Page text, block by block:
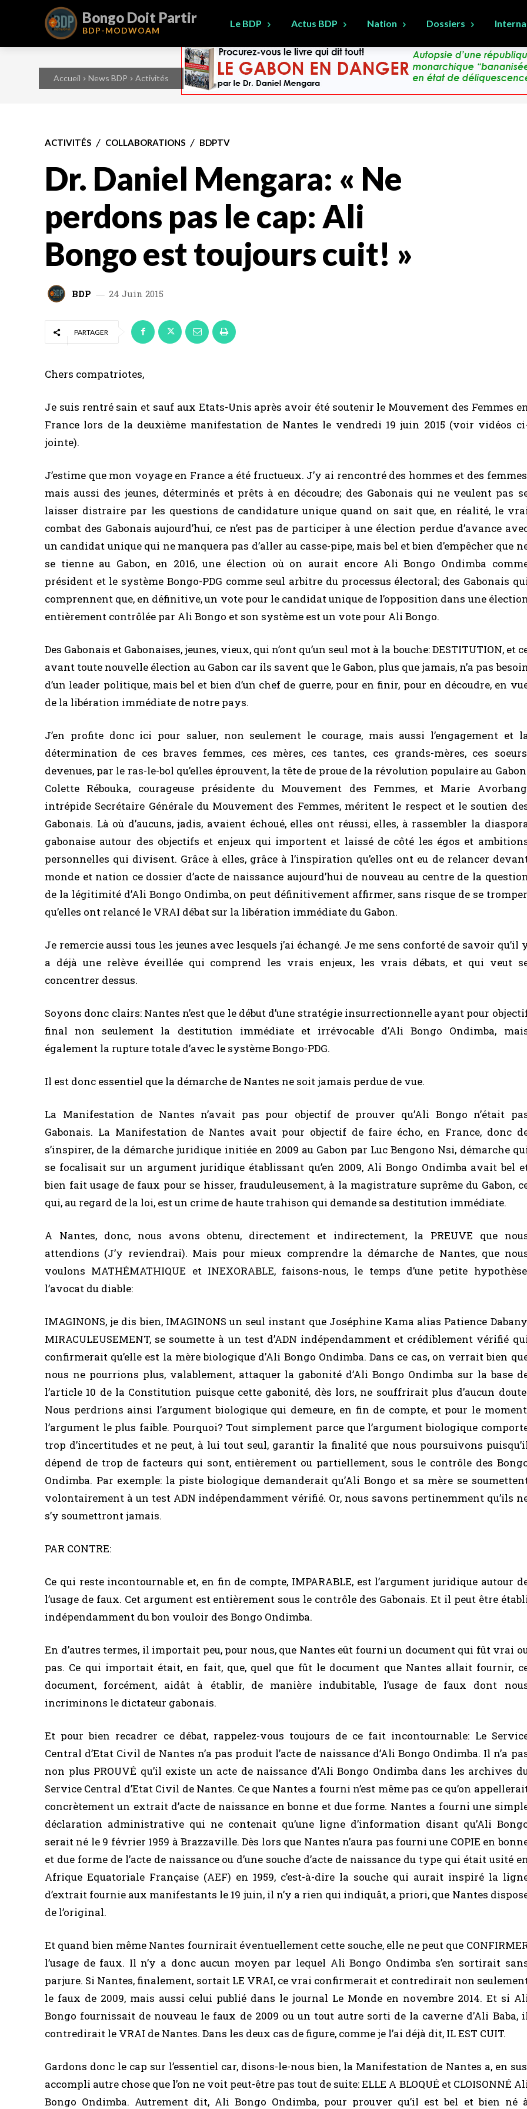
Bongo Doit Partir
BDP-MODWOAM
Le BDP Actus BDP Nation Dossiers
Accueil News BDP Activités
ACTIVITÉS COLLABORATIONS BDPTV
Dr. Daniel Mengara: « Ne
perdons pas le cap: Ali
Bongo est toujours cuit! »
BDP 24 Juin 2015
PARTAGER
Chers compatriotes,
Je suis rentré sain et sauf aux Etats-Unis après avoir été soutenir le Mouvement des Femmes
France lors de la deuxième manifestation de Nantes le vendredi 19 juin 2015 (voir vidéos
jointe).
J’estime que mon voyage en France a été fructueux. J’y ai rencontré des hommes et des
mais aussi des jeunes, déterminés et prêts à en découdre; des Gabonais qui ne veulent pas
laisser distraire par les questions de candidature unique quand on sait que, en réalité, le
combat des Gabonais aujourd’hui, ce n’est pas de participer à une élection perdue d’avance
un candidat unique qui ne manquera pas d’aller au casse-pipe, mais bel et bien d’empêcher que
se tienne au Gabon, en 2016, une élection où on aurait encore Ali Bongo Ondimba
président et le système Bongo-PDG comme seul arbitre du processus électoral; des Gabonais
comprennent que, en définitive, un vote pour le candidat unique de l’opposition dans une
entièrement contrôlée par Ali Bongo et son système est un vote pour Ali Bongo.
Des Gabonais et Gabonaises, jeunes, vieux, qui n’ont qu’un seul mot à la bouche: DESTITUTION, et
avant toute nouvelle élection au Gabon car ils savent que le Gabon, plus que jamais, n’a pas
d’un leader politique, mais bel et bien d’un chef de guerre, pour en finir, pour en découdre, en
de la libération immédiate de notre pays.
J’en profite donc ici pour saluer, non seulement le courage, mais aussi l’engagement et
détermination de ces braves femmes, ces mères, ces tantes, ces grands-mères, ces
devenues, par le ras-le-bol qu’elles éprouvent, la tête de proue de la révolution populaire au
Colette Rébouka, courageuse présidente du Mouvement des Femmes, et Marie
intrépide Secrétaire Générale du Mouvement des Femmes, méritent le respect et le soutien
Gabonais. Là où d’aucuns, jadis, avaient échoué, elles ont réussi, elles, à rassembler la
gabonaise autour des objectifs et enjeux qui importent et laissé de côté les égos et
personnelles qui divisent. Grâce à elles, grâce à l’inspiration qu’elles ont eu de relancer
monde et nation ce dossier d’acte de naissance aujourd’hui de nouveau au centre de la
de la légitimité d’Ali Bongo Ondimba, on peut définitivement affirmer, sans risque de se
qu’elles ont relancé le VRAI débat sur la libération immédiate du Gabon.
Je remercie aussi tous les jeunes avec lesquels j’ai échangé. Je me sens conforté de savoir qu’il
a déjà une relève éveillée qui comprend les vrais enjeux, les vrais débats, et qui veut
concentrer dessus.
Soyons donc clairs: Nantes n’est que le début d’une stratégie insurrectionnelle ayant pour
final non seulement la destitution immédiate et irrévocable d’Ali Bongo Ondimba,
également la rupture totale d’avec le système Bongo-PDG.
Il est donc essentiel que la démarche de Nantes ne soit jamais perdue de vue.
La Manifestation de Nantes n’avait pas pour objectif de prouver qu’Ali Bongo n’était
Gabonais. La Manifestation de Nantes avait pour objectif de faire écho, en France, donc
s’inspirer, de la démarche juridique initiée en 2009 au Gabon par Luc Bengono Nsi, démarche
se focalisait sur un argument juridique établissant qu’en 2009, Ali Bongo Ondimba avait bel
bien fait usage de faux pour se hisser, frauduleusement, à la magistrature suprême du Gabon,
qui, au regard de la loi, est un crime de haute trahison qui demande sa destitution immédiate.
A Nantes, donc, nous avons obtenu, directement et indirectement, la PREUVE que
attendions (J’y reviendrai). Mais pour mieux comprendre la démarche de Nantes, que
voulons MATHÉMATHIQUE et INEXORABLE, faisons-nous, le temps d’une petite
l’avocat du diable:
IMAGINONS, je dis bien, IMAGINONS un seul instant que Joséphine Kama alias Patience
MIRACULEUSEMENT, se soumette à un test d’ADN indépendamment et crédiblement vérifié
confirmerait qu’elle est la mère biologique d’Ali Bongo Ondimba. Dans ce cas, on verrait bien
nous ne pourrions plus, valablement, attaquer la gabonité d’Ali Bongo Ondimba sur la base
l’article 10 de la Constitution puisque cette gabonité, dès lors, ne souffrirait plus d’aucun
Nous perdrions ainsi l’argument biologique qui demeure, en fin de compte, et pour le
l’argument le plus faible. Pourquoi? Tout simplement parce que l’argument biologique
trop d’incertitudes et ne peut, à lui tout seul, garantir la finalité que nous poursuivons
dépend de trop de facteurs qui sont, entièrement ou partiellement, sous le contrôle des
Ondimba. Par exemple: la piste biologique demanderait qu’Ali Bongo et sa mère se
volontairement à un test ADN indépendamment vérifié. Or, nous savons pertinemment qu’ils
s’y soumettront jamais.
PAR CONTRE:
Ce qui reste incontournable et, en fin de compte, IMPARABLE, est l’argument juridique autour
l’usage de faux. Cet argument est entièrement sous le contrôle des Gabonais. Et il peut être
indépendamment du bon vouloir des Bongo Ondimba.
En d’autres termes, il importait peu, pour nous, que Nantes eût fourni un document qui fût vrai
pas. Ce qui importait était, en fait, que, quel que fût le document que Nantes allait fournir,
document, forcément, aidât à établir, de manière indubitable, l’usage de faux dont
incriminons le dictateur gabonais.
Et pour bien recadrer ce débat, rappelez-vous toujours de ce fait incontournable: Le
Central d’Etat Civil de Nantes n’a pas produit l’acte de naissance d’Ali Bongo Ondimba. Il n’a
non plus PROUVÉ qu’il existe un acte de naissance d’Ali Bongo Ondimba dans les archives
Service Central d’Etat Civil de Nantes. Ce que Nantes a fourni n’est même pas ce qu’on
concrètement un extrait d’acte de naissance en bonne et due forme. Nantes a fourni une
déclaration administrative qui ne contenait qu’une ligne d’information disant qu’Ali
serait né le 9 février 1959 à Brazzaville. Dès lors que Nantes n’aura pas fourni une COPIE en
et due forme de l’acte de naissance ou d’une souche d’acte de naissance du type qui était usité
Afrique Equatoriale Française (AEF) en 1959, c’est-à-dire la souche qui aurait inspiré la
d’extrait fournie aux manifestants le 19 juin, il n’y a rien qui indiquât, a priori, que Nantes
de l’original.
Et quand bien même Nantes fournirait éventuellement cette souche, elle ne peut que
l’usage de faux. Il n’y a donc aucun moyen par lequel Ali Bongo Ondimba s’en sortirait
parjure. Si Nantes, finalement, sortait LE VRAI, ce vrai confirmerait et contredirait non
le faux de 2009, mais aussi celui publié dans le journal Le Monde en novembre 2014. Et si
Bongo fournissait de nouveau le faux de 2009 ou un tout autre sorti de la caverne d’Ali Baba,
contredirait le VRAI de Nantes. Dans les deux cas de figure, comme je l’ai déjà dit, IL EST CUIT.
Gardons donc le cap sur l’essentiel car, disons-le-nous bien, la Manifestation de Nantes a, en
accompli autre chose que l’on ne voit peut-être pas tout de suite: ELLE A BLOQUÉ et CLOISONNÉ
Bongo Ondimba. Autrement dit, Ali Bongo Ondimba, pour prouver qu’il est bel et bien né